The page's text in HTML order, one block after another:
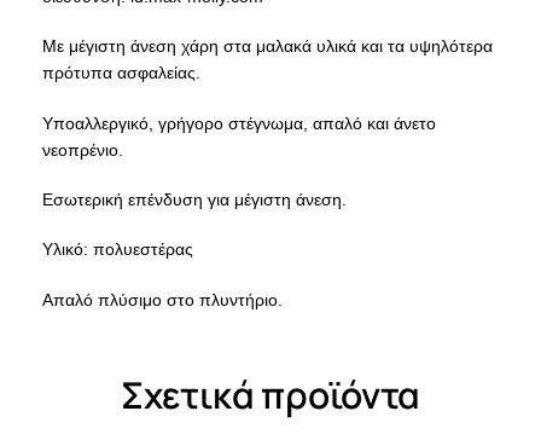
Με μέγιστη άνεση χάρη στα μαλακά υλικά και τα υψηλότερα
πρότυπα ασφαλείας.
Υποαλλεργικό, γρήγορο στέγνωμα, απαλό και άνετο
νεοπρένιο.
Εσωτερική επένδυση για μέγιστη άνεση.
Υλικό: πολυεστέρας
Απαλό πλύσιμο στο πλυντήριο.
Σχετικά προϊόντα